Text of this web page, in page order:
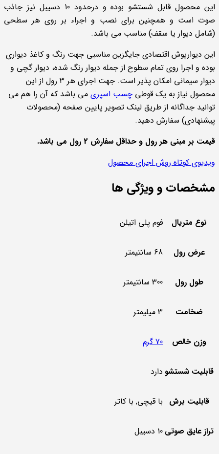
این محصول قابل شستشو بوده و درحدود 10 دسیبل نیز جاذب
صوت است و همچنین برای نصب و اجراء بر روی هر سطحی
(شامل دیوار یا سقف) مناسب می باشد.
این دیوارپوش اقتصادی جایگزین مناسبی جهت رنگ و کاغذ دیواری
بوده و اجرا روی تمام سطوح از جمله دیوار رنگ شده، دیوار گچی و
دیوار سیمانی امکان پذیر است. جهت اجرای هر 3 رول از این
محصول نیاز به یک قوطی چسب اسپری می باشد که آن را هم می
توانید جداگانه از طریق لینک تصویر پایین صفحه (محصولات
پیشنهادی) سفارش دهید.
قیمت بر مبنی هر رول و حداقل سفارش 2 رول می باشد.
ویدیوی کوتاه روش اجرای محصول
مشخصات و ویژگی ها
نوع متریال فوم پلی اتیلن
عرض رول 68 سانتیمتر
طول رول 300 سانتیمتر
ضخامت 3 میلیمتر
وزن خالص 70 گرم
قابلیت شستشو دارد
قابلیت برش با قیچی, با کاتر
تراز عایق صوتی 10 دسیبل